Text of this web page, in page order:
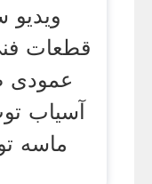
قطعات
عمودی
آسیاب
ماسه